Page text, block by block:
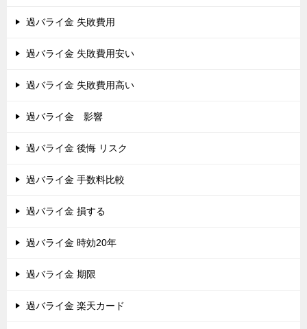
過バライ金 失敗費用
過バライ金 失敗費用安い
過バライ金 失敗費用高い
過バライ金 影響
過バライ金 後悔 リスク
過バライ金 手数料比較
過バライ金 損する
過バライ金 時効20年
過バライ金 期限
過バライ金 楽天カード